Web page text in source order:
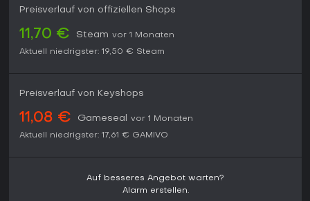
Preisverlauf von offiziellen Shops
11,70 € Steam vor 1 Monaten
Aktuell niedrigster: 19,50 € Steam
Preisverlauf von Keyshops
11,08 € Gameseal
vor 1 Monaten
Aktuell niedrigster: 17,61 € GAMIVO
Auf besseres Angebot warten?
Alarm erstellen.